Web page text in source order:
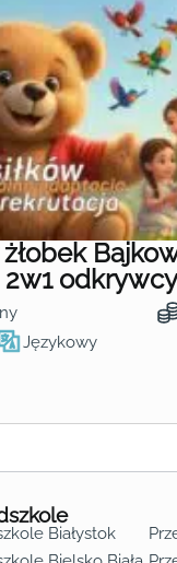
2w1 odkrywcy
Językowy
Białystok